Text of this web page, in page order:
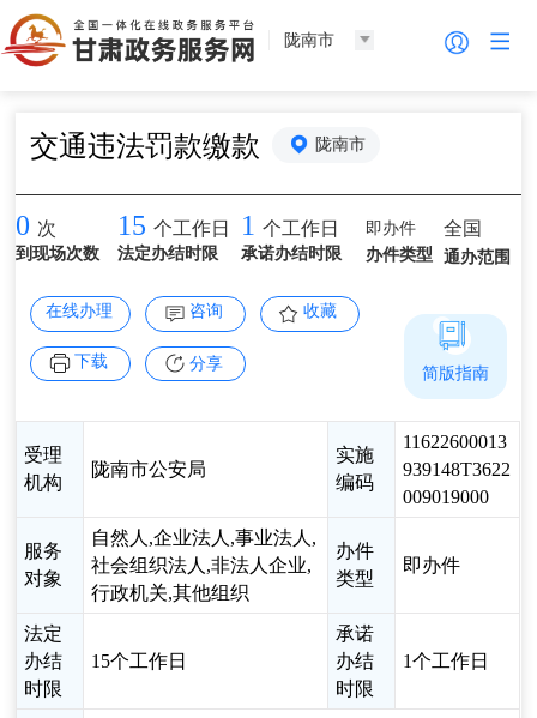
陇南市
交通违法罚款缴款 陇南市
0 次
到现场次数
15 个工作日
法定办结时限
1 个工作日
承诺办结时限
即办件
办件类型
全国
通办范围
在线办理 咨询 收藏
下载 分享
受理
机构
陇南市公安局
实施
编码
11622600013
939148T3622
009019000
服务
对象
自然人,企业法人,事业法人,
社会组织法人,非法人企业,
行政机关,其他组织
办件
类型
即办件
法定
办结
时限
15个工作日
承诺
办结
时限
1个工作日
简版指南